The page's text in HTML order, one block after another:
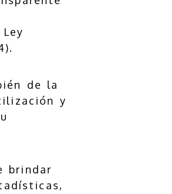
de la
y
brindar